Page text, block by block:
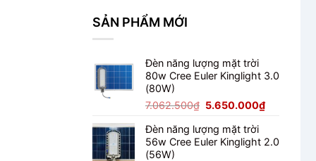
SẢN PHẨM MỚI
Đèn năng lượng mặt trời
80w Cree Euler Kinglight 3.0
(80W)
7.062.500₫ Giá
là:
7.062.500₫.
5.650.000₫Giá
là:
Đèn năng lượng mặt trời
56w Cree Euler Kinglight 2.0
(56W)